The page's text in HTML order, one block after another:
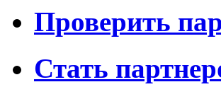
Проверить
Стать